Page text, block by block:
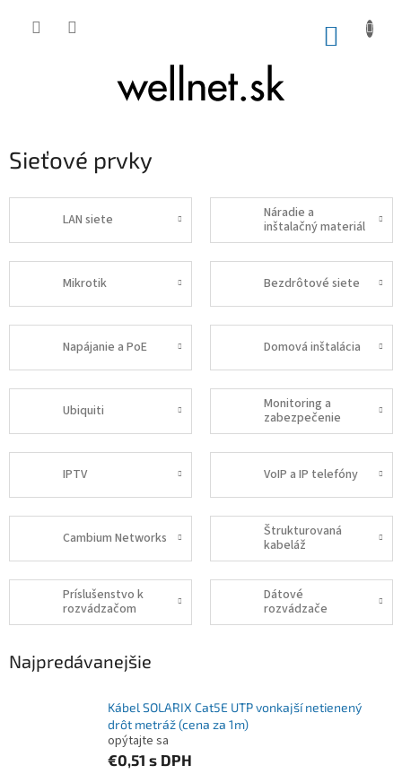
Sieťové prvky
LAN siete
Náradie a
inštalačný materiál
Mikrotik Bezdrôtové siete
Napájanie a PoE Domová inštalácia
Ubiquiti
Monitoring a
zabezpečenie
IPTV VoIP a IP telefóny
Cambium Networks
Štrukturovaná
kabeláž
Príslušenstvo k
rozvádzačom
Dátové
rozvádzače
Najpredávanejšie
Kábel SOLARIX Cat5E UTP vonkajší netienený
drôt metráž (cena za 1m)
opýtajte sa
€0,51 s DPH